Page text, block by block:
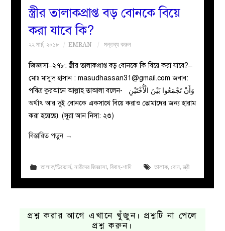
স্ত্রীর তালাকপ্রাপ্ত বড় বোনকে বিয়ে
করা যাবে কি?
২২ মার্চ, ২০১৮ EMRAN মন্তব্য করুন
জিজ্ঞাসা–২৭৮: স্ত্রীর তালাকপ্রাপ্ত বড় বোনকে কি বিয়ে করা যাবে?–
মোঃ মাসুদ হাসান :masudhassan31@gmail.com জবাব:
পবিত্র কুরআনে আল্লাহ তাআলা বলেন- وَأَنْ تَجْمَعُوا بَيْنَ الْأُخْتَيْنِ
অর্থাৎ আর দুই বোনকে একসাথে বিয়ে করাও তোমাদের জন্য হারাম
করা হয়েছে৷ (সূরা আন নিসা: ২৩)
বিস্তারিত পড়ুন →
তালাক/ডিভোর্স, নারীদের জিজ্ঞাসা, বিবাহ-শাদি তালাক, বোন, স্ত্রী
প্রশ্ন করার আগে এখানে খুঁজুন। প্রশ্নটি না পেলে
প্রশ্ন করুন।